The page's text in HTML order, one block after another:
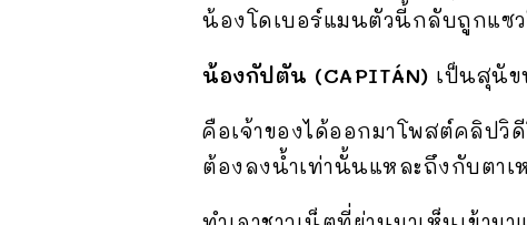
น้องโดเบอร์แมนตัวนี้กลับถูกแซ
น้องกัปตัน (CAPITÁN) เป็นสุนัข
คือเจ้าของได้ออกมาโพสต์คลิป
ต้องลงน้ำเท่านั้นแหละถึงกับตาเ